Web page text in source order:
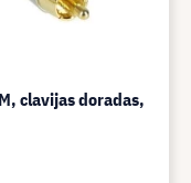
clavijas doradas,